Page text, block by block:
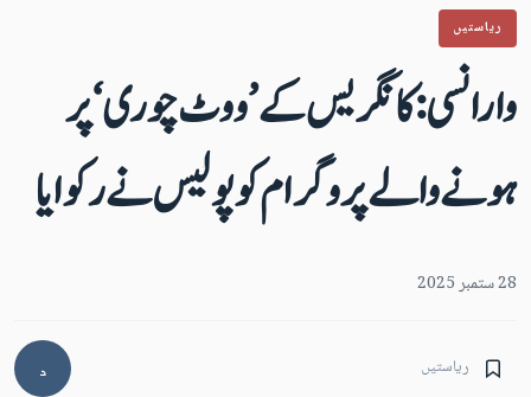
ریاستیں
وارانسی :کانگریس کے ’ووٹ چوری‘ پر
ہونے والے پروگرام کو پولیس نے رکوایا
28 ستمبر 2025
د ریاستیں